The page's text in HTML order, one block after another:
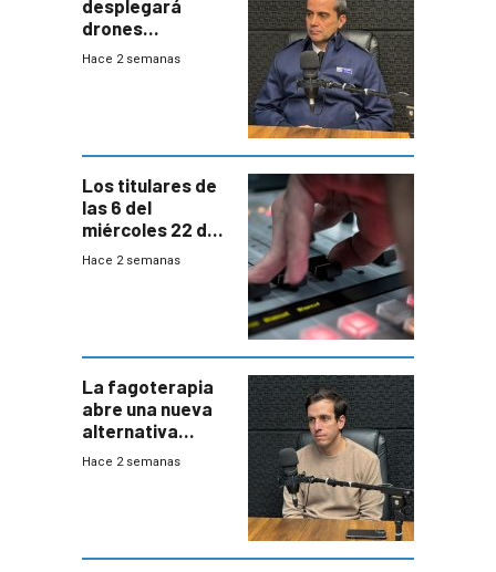
desplegará
drones
autónomos para
Hace 2 semanas
Los titulares de
las 6 del
miércoles 22 de
julio de 2026
Hace 2 semanas
La fagoterapia
abre una nueva
alternativa
contra bacterias
innovadora
Hace 2 semanas